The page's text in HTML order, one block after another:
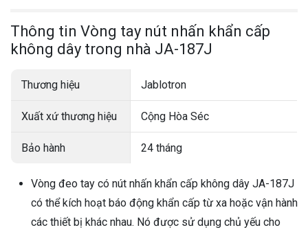
Thông tin Vòng tay nút nhấn khẩn cấp
không dây trong nhà JA-187J
Thương hiệu Jablotron
Xuất xứ thương hiệu Cộng Hòa Séc
Bảo hành 24 tháng
Vòng đeo tay có nút nhấn khẩn cấp không dây JA-187J
có thể kích hoạt báo động khẩn cấp từ xa hoặc vận hành
các thiết bị khác nhau. Nó được sử dụng chủ yếu cho